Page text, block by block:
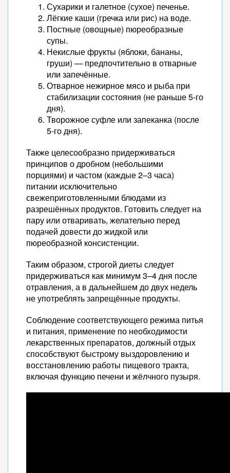
Сухарики и галетное (сухое) печенье.
Лёгкие каши (гречка или рис) на воде.
Постные (овощные) пюреобразные
супы.
Некислые фрукты (яблоки, бананы,
груши) — предпочтительно в отварные
или запечённые.
Отварное нежирное мясо и рыба при
стабилизации состояния (не раньше 5-го
дня).
Творожное суфле или запеканка (после
5-го дня).
Также целесообразно придерживаться
принципов о дробном (небольшими
порциями) и частом (каждые 2–3 часа)
питании исключительно
свежеприготовленными блюдами из
разрешённых продуктов. Готовить следует на
пару или отваривать, желательно перед
подачей довести до жидкой или
пюреобразной консистенции.
Таким образом, строгой диеты следует
придерживаться как минимум 3–4 дня после
отравления, а в дальнейшем до двух недель
не употреблять запрещённые продукты.
Соблюдение соответствующего режима питья
и питания, применение по необходимости
лекарственных препаратов, должный отдых
способствуют быстрому выздоровлению и
восстановлению работы пищевого тракта,
включая функцию печени и жёлчного пузыря.